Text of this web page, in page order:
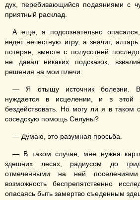
дух, перебивающийся подаяниями с
приятный расклад.
А еще, я подсознательно
ведет нечестную игру, а значит,
потерян, вместе с полусотней
не давал никаких подсказок,
решения на мои плечи.
— Я отыщу источник болезни.
нуждается в исцелении, и в этой
бездействовать. Но могу ли я в таком
соседскую помощь Селуны?
— Думаю, это разумная просьба.
— В таком случае, мне нужна
здешних лесах, радиусом до
отмеченными на ней
возможность беспрепятственно
опасаясь быть замертво съеденным